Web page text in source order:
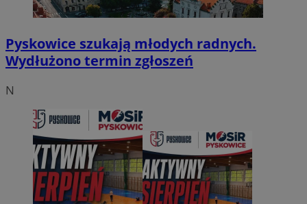
Pyskowice szukają młodych radnych.
Wydłużono termin zgłoszeń
N